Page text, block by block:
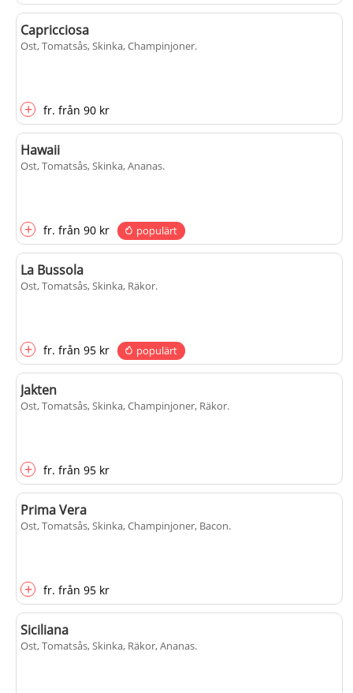
Capricciosa
Ost, Tomatsås, Skinka, Champinjoner.
+ fr. från 90 kr
Hawaii
Ost, Tomatsås, Skinka, Ananas.
+ fr. från 90 kr populärt
La Bussola
Ost, Tomatsås, Skinka, Räkor.
+ fr. från 95 kr populärt
Jakten
Ost, Tomatsås, Skinka, Champinjoner, Räkor.
+ fr. från 95 kr
Prima Vera
Ost, Tomatsås, Skinka, Champinjoner, Bacon.
+ fr. från 95 kr
Siciliana
Ost, Tomatsås, Skinka, Räkor, Ananas.